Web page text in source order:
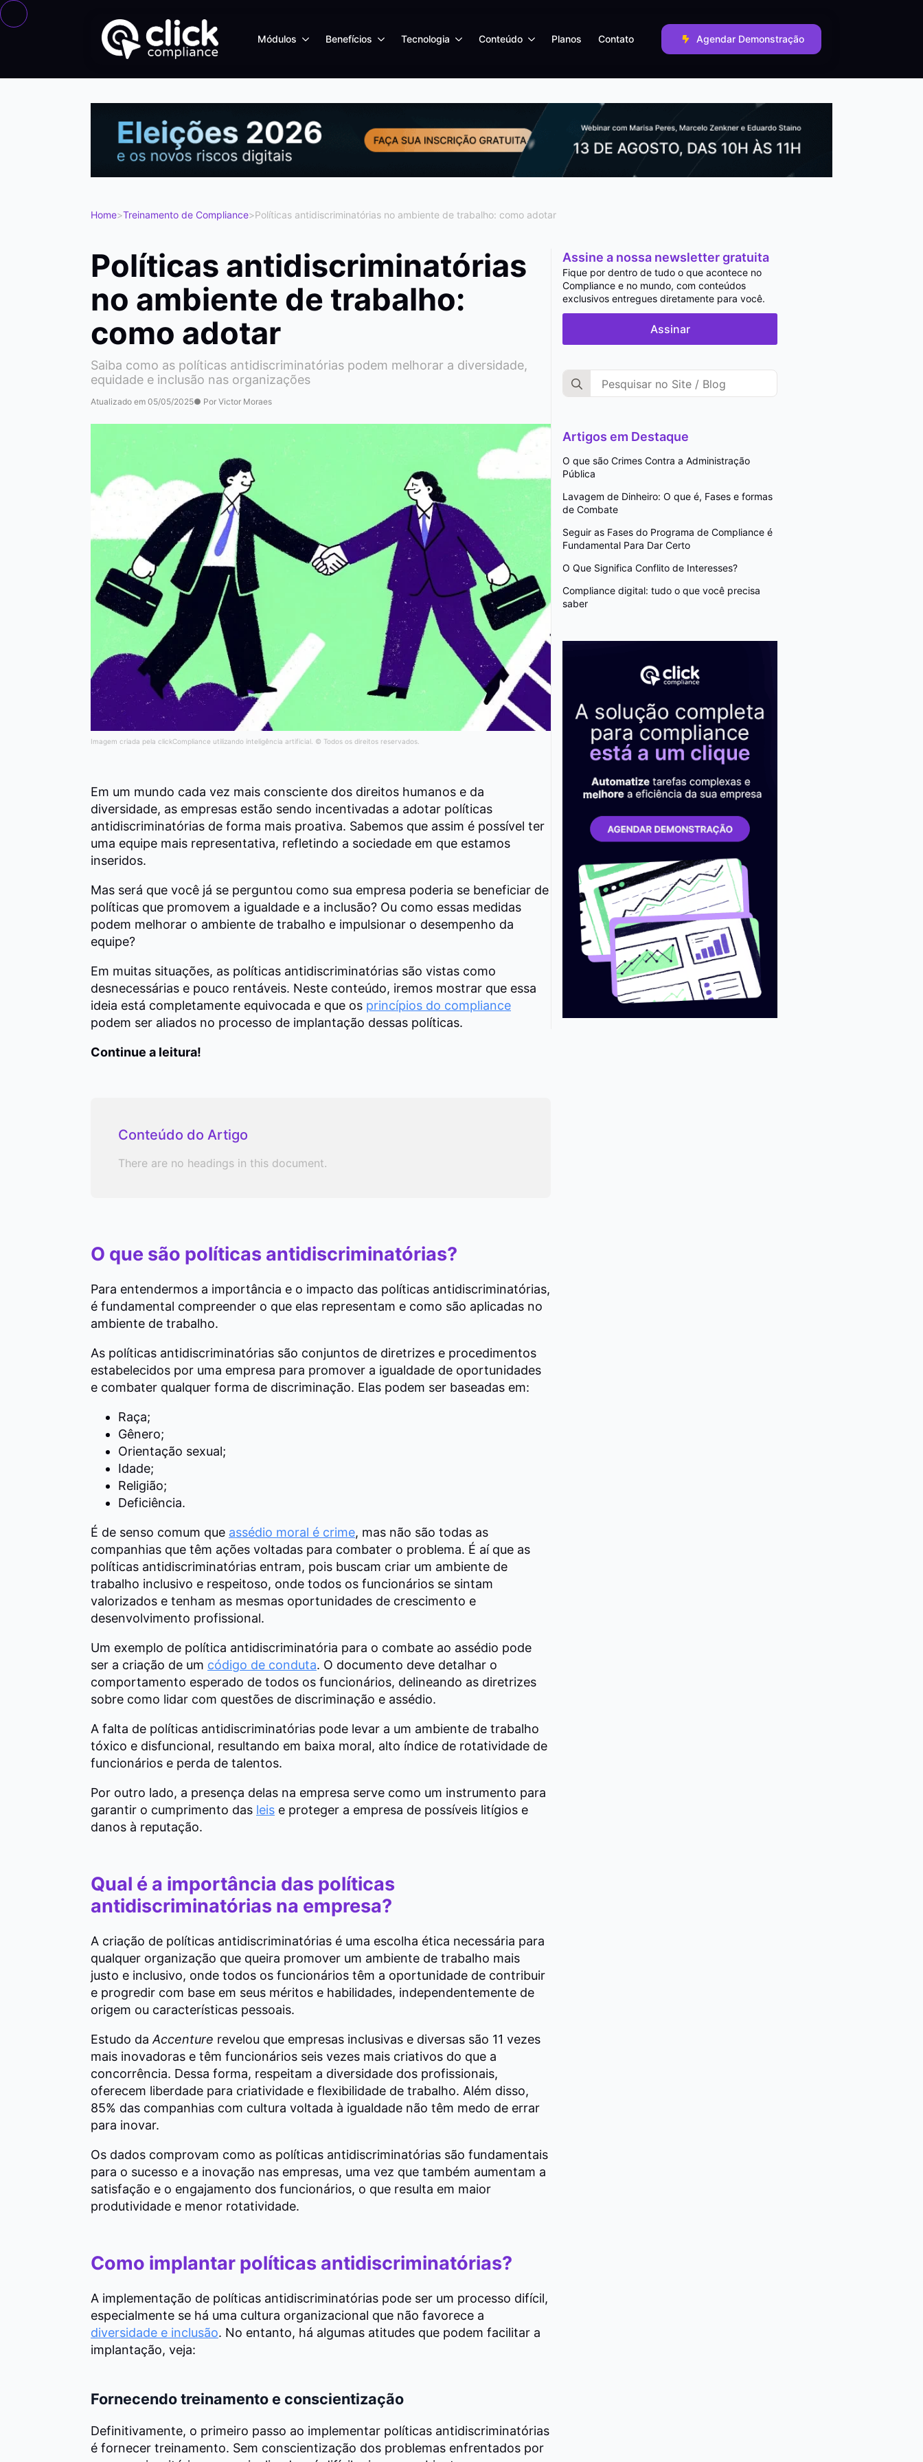
Módulos Benefícios Tecnologia Conteúdo Planos Contato Agendar Demonstração
Home>Treinamento de Compliance>Políticas antidiscriminatórias no ambiente de trabalho: como adotar
Políticas antidiscriminatórias
no ambiente de trabalho:
como adotar
Saiba como as políticas antidiscriminatórias podem melhorar a diversidade,
equidade e inclusão nas organizações
Atualizado em 05/05/2025● Por Victor Moraes
Imagem criada pela clickCompliance utilizando inteligência artificial. © Todos os direitos reservados.
Em um mundo cada vez mais consciente dos direitos humanos e da
diversidade, as empresas estão sendo incentivadas a adotar políticas
antidiscriminatórias de forma mais proativa. Sabemos que assim é possível ter
uma equipe mais representativa, refletindo a sociedade em que estamos
inseridos.
Mas será que você já se perguntou como sua empresa poderia se beneficiar de
políticas que promovem a igualdade e a inclusão? Ou como essas medidas
podem melhorar o ambiente de trabalho e impulsionar o desempenho da
equipe?
Em muitas situações, as políticas antidiscriminatórias são vistas como
desnecessárias e pouco rentáveis. Neste conteúdo, iremos mostrar que essa
ideia está completamente equivocada e que os princípios do compliance
podem ser aliados no processo de implantação dessas políticas.
Continue a leitura!
Conteúdo do Artigo
There are no headings in this document.
O que são políticas antidiscriminatórias?
Para entendermos a importância e o impacto das políticas antidiscriminatórias,
é fundamental compreender o que elas representam e como são aplicadas no
ambiente de trabalho.
As políticas antidiscriminatórias são conjuntos de diretrizes e procedimentos
estabelecidos por uma empresa para promover a igualdade de oportunidades
e combater qualquer forma de discriminação. Elas podem ser baseadas em:
Raça;
Gênero;
Orientação sexual;
Idade;
Religião;
Deficiência.
É de senso comum que assédio moral é crime, mas não são todas as
companhias que têm ações voltadas para combater o problema. É aí que as
políticas antidiscriminatórias entram, pois buscam criar um ambiente de
trabalho inclusivo e respeitoso, onde todos os funcionários se sintam
valorizados e tenham as mesmas oportunidades de crescimento e
desenvolvimento profissional.
Um exemplo de política antidiscriminatória para o combate ao assédio pode
ser a criação de um código de conduta. O documento deve detalhar o
comportamento esperado de todos os funcionários, delineando as diretrizes
sobre como lidar com questões de discriminação e assédio.
A falta de políticas antidiscriminatórias pode levar a um ambiente de trabalho
tóxico e disfuncional, resultando em baixa moral, alto índice de rotatividade de
funcionários e perda de talentos.
Por outro lado, a presença delas na empresa serve como um instrumento para
garantir o cumprimento das leis e proteger a empresa de possíveis litígios e
danos à reputação.
Qual é a importância das políticas
antidiscriminatórias na empresa?
A criação de políticas antidiscriminatórias é uma escolha ética necessária para
qualquer organização que queira promover um ambiente de trabalho mais
justo e inclusivo, onde todos os funcionários têm a oportunidade de contribuir
e progredir com base em seus méritos e habilidades, independentemente de
origem ou características pessoais.
Estudo daAccenture revelou que empresas inclusivas e diversas são 11 vezes
mais inovadoras e têm funcionários seis vezes mais criativos do que a
concorrência. Dessa forma, respeitam a diversidade dos profissionais,
oferecem liberdade para criatividade e flexibilidade de trabalho. Além disso,
85% das companhias com cultura voltada à igualdade não têm medo de errar
para inovar.
Os dados comprovam como as políticas antidiscriminatórias são fundamentais
para o sucesso e a inovação nas empresas, uma vez que também aumentam a
satisfação e o engajamento dos funcionários, o que resulta em maior
produtividade e menor rotatividade.
Como implantar políticas antidiscriminatórias?
A implementação de políticas antidiscriminatórias pode ser um processo difícil,
especialmente se há uma cultura organizacional que não favorece a
diversidade e inclusão. No entanto, há algumas atitudes que podem facilitar a
implantação, veja:
Fornecendo treinamento e conscientização
Definitivamente, o primeiro passo ao implementar políticas antidiscriminatórias
é fornecer treinamento. Sem conscientização dos problemas enfrentados por
Assine a nossa newsletter gratuita
Fique por dentro de tudo o que acontece no
Compliance e no mundo, com conteúdos
exclusivos entregues diretamente para você.
Assinar
Search
for:
Artigos em Destaque
O que são Crimes Contra a Administração
Pública
Lavagem de Dinheiro: O que é, Fases e formas
de Combate
Seguir as Fases do Programa de Compliance é
Fundamental Para Dar Certo
O Que Significa Conflito de Interesses?
Compliance digital: tudo o que você precisa
saber